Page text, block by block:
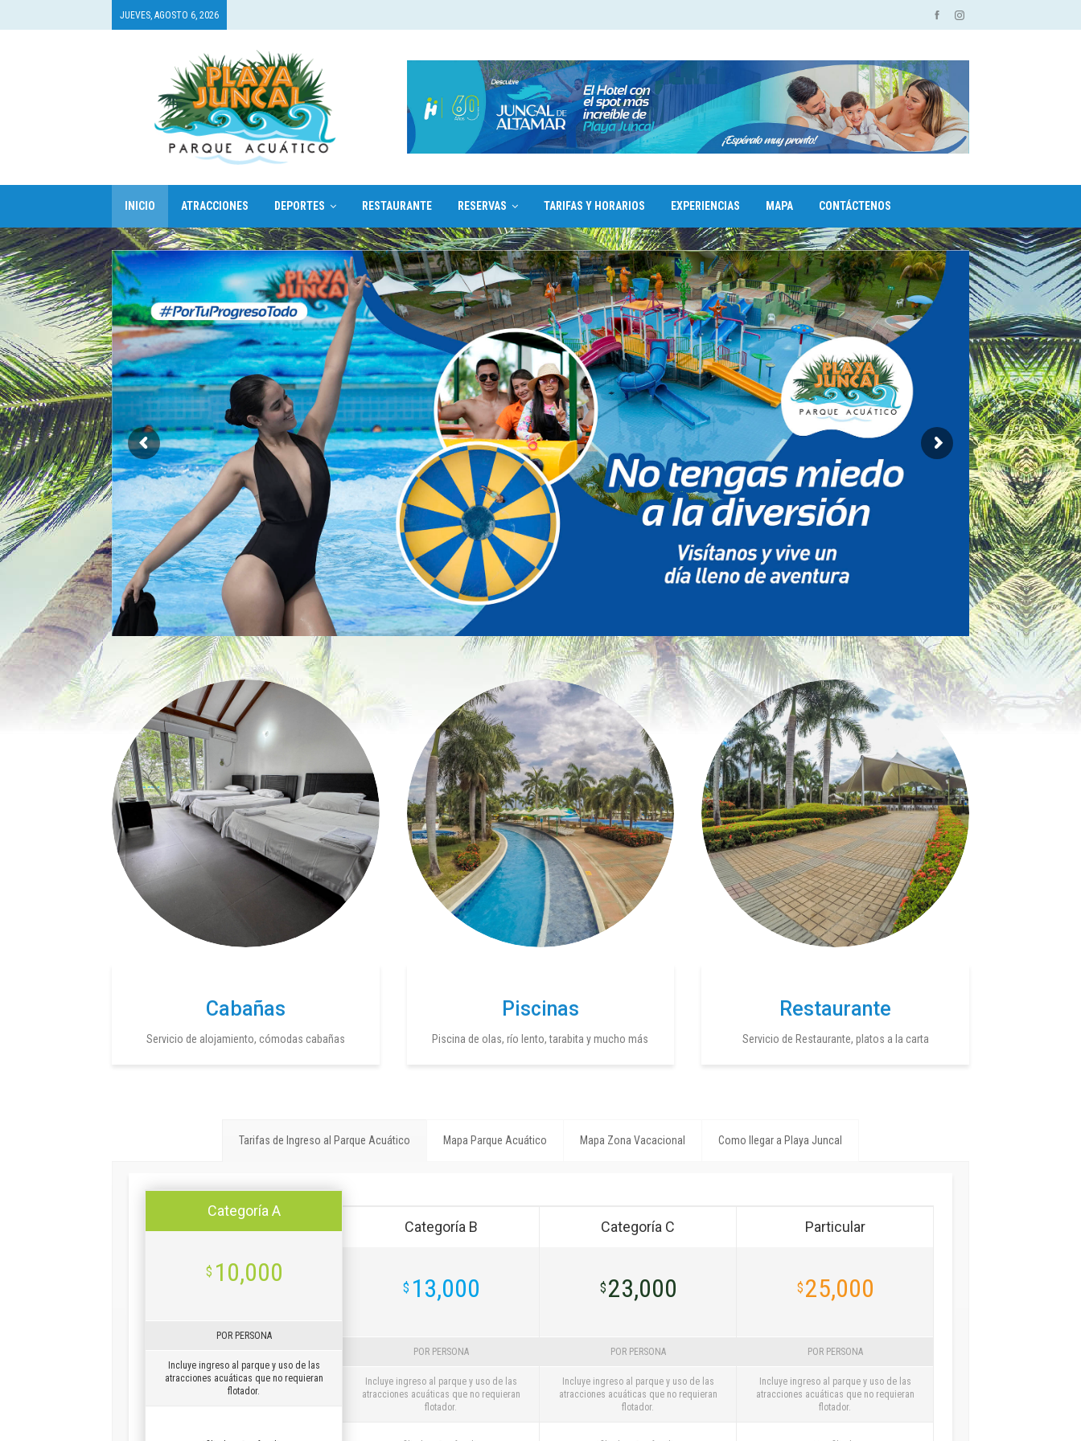
JUEVES, AGOSTO 6, 2026
INICIO ATRACCIONES DEPORTES RESTAURANTE RESERVAS TARIFAS Y HORARIOS EXPERIENCIAS MAPA CONTÁCTENOS
Cabañas
Servicio de alojamiento, cómodas cabañas
Piscinas
Piscina de olas, río lento, tarabita y mucho más
Restaurante
Servicio de Restaurante, platos a la carta
Tarifas de Ingreso al Parque Acuático Mapa Parque Acuático Mapa Zona Vacacional Como llegar a Playa Juncal
Categoría A
$ 10,000
POR PERSONA
Incluye ingreso al parque y uso de las
atracciones acuáticas que no requieran
flotador.
Categoría B
$ 13,000
POR PERSONA
Incluye ingreso al parque y uso de las
atracciones acuáticas que no requieran
flotador.
Categoría C
$ 23,000
POR PERSONA
Incluye ingreso al parque y uso de las
atracciones acuáticas que no requieran
flotador.
Particular
$ 25,000
POR PERSONA
Incluye ingreso al parque y uso de las
atracciones acuáticas que no requieran
flotador.